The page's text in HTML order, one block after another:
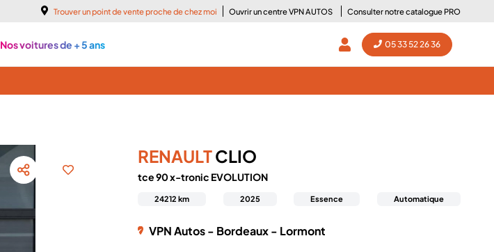
Trouver un point de vente proche de chez moi Ouvrir un centre VPN AUTOS Consulter notre catalogue PRO
05 33 52 26 36
Nos voitures de + 5 ans
RENAULTCLIO
tce 90 x-tronic EVOLUTION
24212 km 2025 Essence Automatique
VPN Autos - Bordeaux - Lormont